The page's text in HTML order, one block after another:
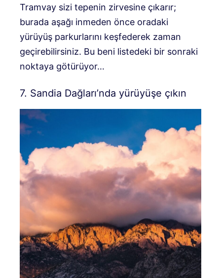
Tramvay sizi tepenin zirvesine çıkarır;
burada aşağı inmeden önce oradaki
yürüyüş parkurlarını keşfederek zaman
geçirebilirsiniz. Bu beni listedeki bir sonraki
noktaya götürüyor…
7. Sandia Dağları’nda yürüyüşe çıkın